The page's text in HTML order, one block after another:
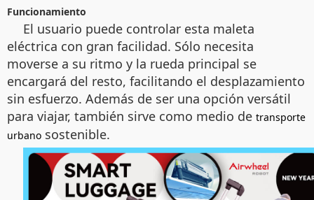
Funcionamiento
El usuario puede controlar esta maleta
eléctrica con gran facilidad. Sólo necesita
moverse a su ritmo y la rueda principal se
encargará del resto, facilitando el desplazamiento
sin esfuerzo. Además de ser una opción versátil
para viajar, también sirve como medio de transporte
urbano sostenible.